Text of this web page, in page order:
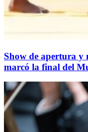
Show de apertura y
marcó la final del